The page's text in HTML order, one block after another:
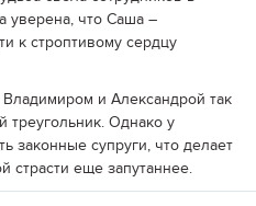
уверена, что Саша –
к строптивому сердцу
и Александрой так
Однако у
законные супруги, что делает
страсти еще запутаннее.